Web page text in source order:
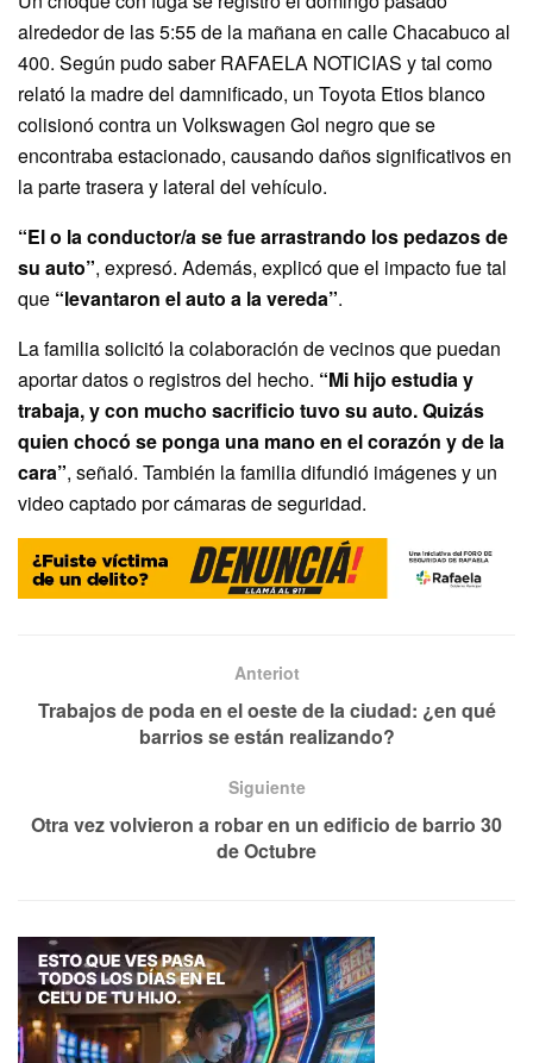
alrededor de las 5:55 de la mañana en calle Chacabuco al
400. Según pudo saber RAFAELA NOTICIAS y tal como
relató la madre del damnificado, un Toyota Etios blanco
colisionó contra un Volkswagen Gol negro que se
encontraba estacionado, causando daños significativos en
la parte trasera y lateral del vehículo.
“El o la conductor/a se fue arrastrando los pedazos de
su auto”, expresó. Además, explicó que el impacto fue tal
que “levantaron el auto a la vereda”.
La familia solicitó la colaboración de vecinos que puedan
aportar datos o registros del hecho. “Mi hijo estudia y
trabaja, y con mucho sacrificio tuvo su auto. Quizás
quien chocó se ponga una mano en el corazón y de la
cara”, señaló. También la familia difundió imágenes y un
video captado por cámaras de seguridad.
Anteriot
Trabajos de poda en el oeste de la ciudad: ¿en qué
barrios se están realizando?
Siguiente
Otra vez volvieron a robar en un edificio de barrio 30
de Octubre